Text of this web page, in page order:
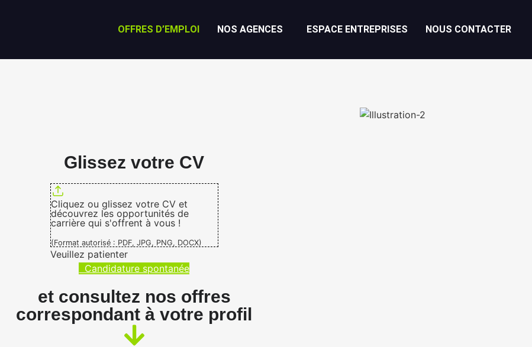
OFFRES D’EMPLOI NOS AGENCES ESPACE ENTREPRISES NOUS CONTACTER
Glissez votre CV
Cliquez ou glissez votre CV et
découvrez les opportunités de
carrière qui s'offrent à vous !
(Format autorisé : PDF, JPG, PNG, DOCX)
Veuillez patienter
Candidature spontanée
et consultez nos offres
correspondant à votre profil